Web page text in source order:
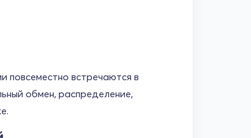
повсеместно встречаются в
обмен, распределение,